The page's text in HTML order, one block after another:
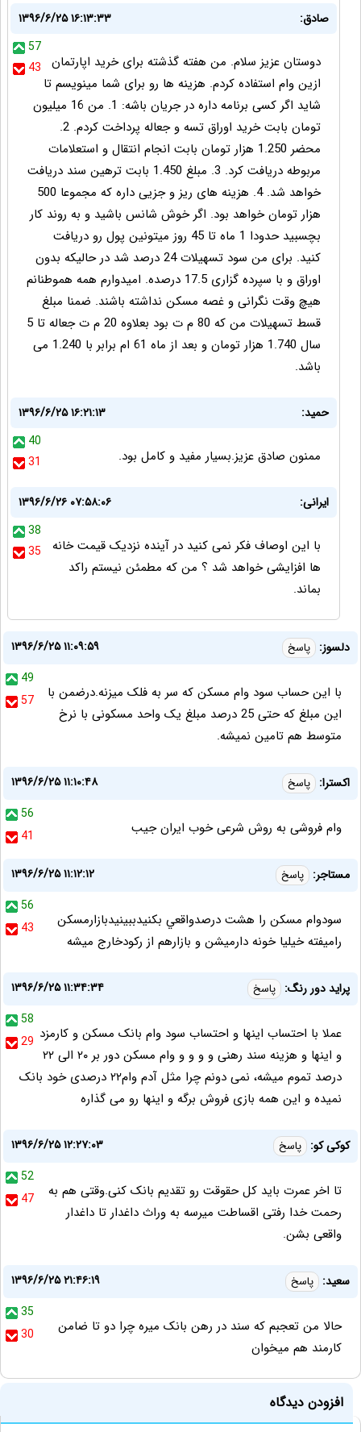
صادق:
۱۳۹۶/۶/۲۵ ۱۶:۱۳:۳۳
57
43
دوستان عزیز سلام. من هفته گذشته برای خرید اپارتمان
ازین وام استفاده کردم. هزینه ها رو برای شما مینویسم تا
شاید اگر کسی برنامه داره در جریان باشه: 1. من 16 میلیون
تومان بابت خرید اوراق تسه و جعاله پرداخت کردم. 2.
محضر 1.250 هزار تومان بابت انجام انتقال و استعلامات
مربوطه دریافت کرد. 3. مبلغ 1.450 بابت ترهین سند دریافت
خواهد شد. 4. هزینه های ریز و جزیی داره که مجموعا 500
هزار تومان خواهد بود. اگر خوش شانس باشید و به روند کار
بچسبید حدودا 1 ماه تا 45 روز میتونین پول رو دریافت
کنید. برای من سود تسهیلات 24 درصد شد در حالیکه بدون
اوراق و با سپرده گزاری 17.5 درصده. امیدوارم همه هموطنانم
هیچ وقت نگرانی و غصه مسکن نداشته باشند. ضمنا مبلغ
قسط تسهیلات من که 80 م ت بود بعلاوه 20 م ت جعاله تا 5
سال 1.740 هزار تومان و بعد از ماه 61 ام برابر با 1.240 می
باشد.
حمید:
۱۳۹۶/۶/۲۵ ۱۶:۲۱:۱۳
40
31
ممنون صادق عزیز.بسیار مفید و کامل بود.
ایرانی:
۱۳۹۶/۶/۲۶ ۰۷:۵۸:۰۶
38
35
با این اوصاف فکر نمی کنید در آینده نزدیک قیمت خانه
ها افزایشی خواهد شد ؟ من که مطمئن نیستم راکد
بماند.
دلسوز: پاسخ
۱۳۹۶/۶/۲۵ ۱۱:۰۹:۵۹
49
57
با این حساب سود وام مسکن که سر به فلک میزنه.درضمن با
این مبلغ که حتی 25 درصد مبلغ یک واحد مسکونی با نرخ
متوسط هم تامین نمیشه.
اکسترا: پاسخ
۱۳۹۶/۶/۲۵ ۱۱:۱۰:۴۸
56
41
وام فروشی به روش شرعی خوب ایران جیب
مستاجر: پاسخ
۱۳۹۶/۶/۲۵ ۱۱:۱۲:۱۲
56
43
سودوام مسكن را هشت درصدواقعي بكنيدببينيدبازارمسكن
راميفته خيليا خونه دارميشن و بازارهم از ركودخارج ميشه
پراید دور رنگ: پاسخ
۱۳۹۶/۶/۲۵ ۱۱:۳۴:۳۴
58
29 عملا با احتساب اینها و احتساب سود وام بانک مسکن و کارمزد
و اینها و هزینه سند رهنی و و و و وام مسکن دور بر ۲۰ الی ۲۲
درصد تموم میشه، نمی دونم چرا مثل آدم وام۲۲ درصدی خود بانک
نمیده و این همه بازی فروش برگه و اینها رو می گذاره
کوکی کو: پاسخ
۱۳۹۶/۶/۲۵ ۱۲:۲۷:۰۳
52
47
تا اخر عمرت باید کل حقوقت رو تقدیم بانک کنی.وقتی هم به
رحمت خدا رفتی اقساطت میرسه به وراث داغدار تا داغدار
واقعی بشن.
سعید: پاسخ
۱۳۹۶/۶/۲۵ ۲۱:۴۶:۱۹
35
30
حالا من تعجبم که سند در رهن بانک میره چرا دو تا ضامن
کارمند هم ميخوان
افزودن دیدگاه